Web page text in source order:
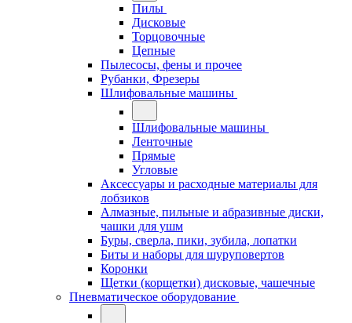
Пилы
Дисковые
Торцовочные
Цепные
Пылесосы, фены и прочее
Рубанки, Фрезеры
Шлифовальные машины
Шлифовальные машины
Ленточные
Прямые
Угловые
Аксессуары и расходные материалы для
лобзиков
Алмазные, пильные и абразивные диски,
чашки для ушм
Буры, сверла, пики, зубила, лопатки
Биты и наборы для шуруповертов
Коронки
Щетки (корщетки) дисковые, чашечные
Пневматическое оборудование